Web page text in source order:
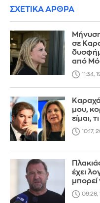
ΣΧΕΤΙΚΑ ΑΡΘΡΑ
σε
από
11:34,
μου,
είμαι,
10:17,
έχει
μπορεί
09:26,